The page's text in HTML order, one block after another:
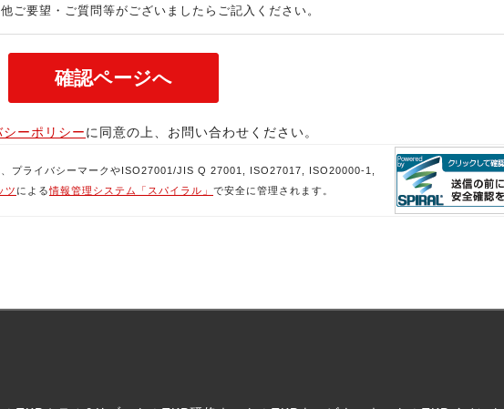
ご要望・ご質問等がございましたらご記入ください。
シーポリシーに同意の上、お問い合わせください。
プライバシーマークやISO27001/JIS Q 27001, ISO27017, ISO20000-1,
ツ による情報管理システム「スパイラル」 で安全に管理されます。